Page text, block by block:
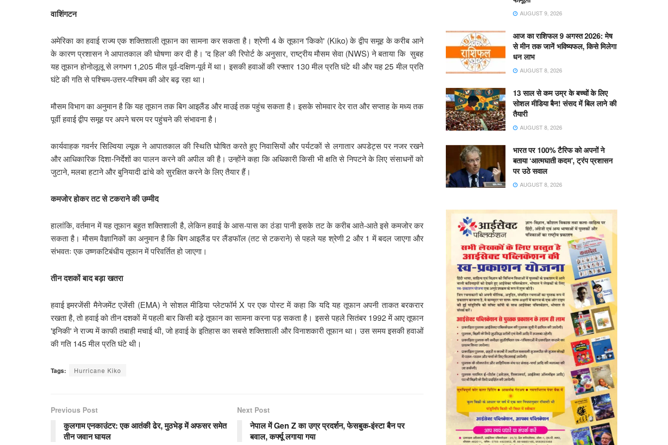
वाशिंगटन
अमेरिका का हवाई राज्य एक शक्तिशाली तूफान का सामना कर सकता है। श्रेणी 4 के तूफान 'किको' (Kiko) के द्वीप समूह के करीब आने
के कारण प्रशासन ने आपातकाल की घोषणा कर दी है। 'द हिल' की रिपोर्ट के अनुसार, राष्ट्रीय मौसम सेवा (NWS) ने बताया कि सुबह
यह तूफान होनोलूलू से लगभग 1,205 मील पूर्व-दक्षिण-पूर्व में था। इसकी हवाओं की रफ्तार 130 मील प्रति घंटे थी और यह 25 मील प्रति
घंटे की गति से पश्चिम-उत्तर-पश्चिम की ओर बढ़ रहा था।
मौसम विभाग का अनुमान है कि यह तूफान तक बिग आइलैंड और माउई तक पहुंच सकता है। इसके सोमवार देर रात और सप्ताह के मध्य तक
पूर्वी हवाई द्वीप समूह पर अपने चरम पर पहुंचने की संभावना है।
कार्यवाहक गवर्नर सिल्विया ल्यूक ने आपातकाल की स्थिति घोषित करते हुए निवासियों और पर्यटकों से लगातार अपडेट्स पर नजर रखने
और आधिकारिक दिशा-निर्देशों का पालन करने की अपील की है। उन्होंने कहा कि अधिकारी किसी भी क्षति से निपटने के लिए संसाधनों को
जुटाने, मलबा हटाने और बुनियादी ढांचे को सुरक्षित करने के लिए तैयार हैं।
कमजोर होकर तट से टकराने की उम्मीद
हालांकि, वर्तमान में यह तूफान बहुत शक्तिशाली है, लेकिन हवाई के आस-पास का ठंडा पानी इसके तट के करीब आते-आते इसे कमजोर कर
सकता है। मौसम वैज्ञानिकों का अनुमान है कि बिग आइलैंड पर लैंडफॉल (तट से टकराने) से पहले यह श्रेणी 2 और 1 में बदल जाएगा और
संभवतः एक उष्णकटिबंधीय तूफान में परिवर्तित हो जाएगा।
तीन दशकों बाद बड़ा खतरा
हवाई इमरजेंसी मैनेजमेंट एजेंसी (EMA) ने सोशल मीडिया प्लेटफॉर्म X पर एक पोस्ट में कहा कि यदि यह तूफान अपनी ताकत बरकरार
रखता है, तो हवाई को तीन दशकों में पहली बार किसी बड़े तूफान का सामना करना पड़ सकता है। इससे पहले सितंबर 1992 में आए तूफान
'इनिकी' ने राज्य में काफी तबाही मचाई थी, जो हवाई के इतिहास का सबसे शक्तिशाली और विनाशकारी तूफान था। उस समय इसकी हवाओं
की गति 145 मील प्रति घंटे थी।
Tags: Hurricane Kiko
Previous Post
कुलगाम एनकाउंटर: एक आतंकी ढेर, मुठभेड़ में अफसर समेत
तीन जवान घायल
Next Post
नेपाल में Gen Z का उग्र प्रदर्शन, फेसबुक-इंस्टा बैन पर
बवाल, कर्फ्यू लगाया गया
AUGUST 9, 2026
आज का राशिफल 9 अगस्त 2026: मेष
से मीन तक जानें भविष्यफल, किसे मिलेगा
धन लाभ
AUGUST 8, 2026
13 साल से कम उम्र के बच्चों के लिए
सोशल मीडिया बैन! संसद में बिल लाने की
तैयारी
AUGUST 8, 2026
भारत पर 100% टैरिफ को अपनों ने
बताया ‘आत्मघाती कदम’, ट्रंप प्रशासन
पर उठे सवाल
AUGUST 8, 2026